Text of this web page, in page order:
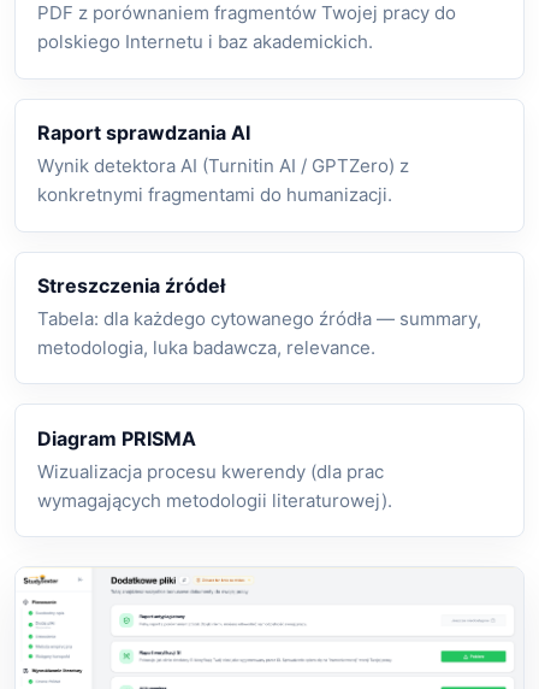
PDF z porównaniem fragmentów Twojej pracy do
polskiego Internetu i baz akademickich.
Raport sprawdzania AI
Wynik detektora AI (Turnitin AI / GPTZero) z
konkretnymi fragmentami do humanizacji.
Streszczenia źródeł
Tabela: dla każdego cytowanego źródła — summary,
metodologia, luka badawcza, relevance.
Diagram PRISMA
Wizualizacja procesu kwerendy (dla prac
wymagających metodologii literaturowej).